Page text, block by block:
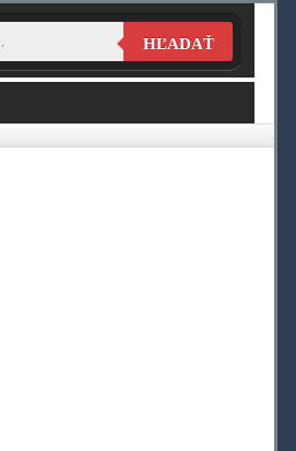
HĽADAŤ